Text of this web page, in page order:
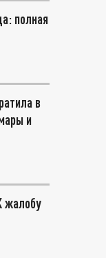
полная
в
и
жалобу